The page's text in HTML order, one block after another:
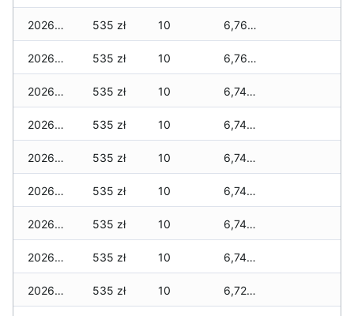
2026-07-11 535 zł 10 6,765 zł
2026-07-10 535 zł 10 6,765 zł
2026-07-09 535 zł 10 6,745 zł
2026-07-08 535 zł 10 6,745 zł
2026-07-07 535 zł 10 6,745 zł
2026-07-06 535 zł 10 6,745 zł
2026-07-05 535 zł 10 6,745 zł
2026-07-04 535 zł 10 6,745 zł
2026-07-03 535 zł 10 6,725 zł